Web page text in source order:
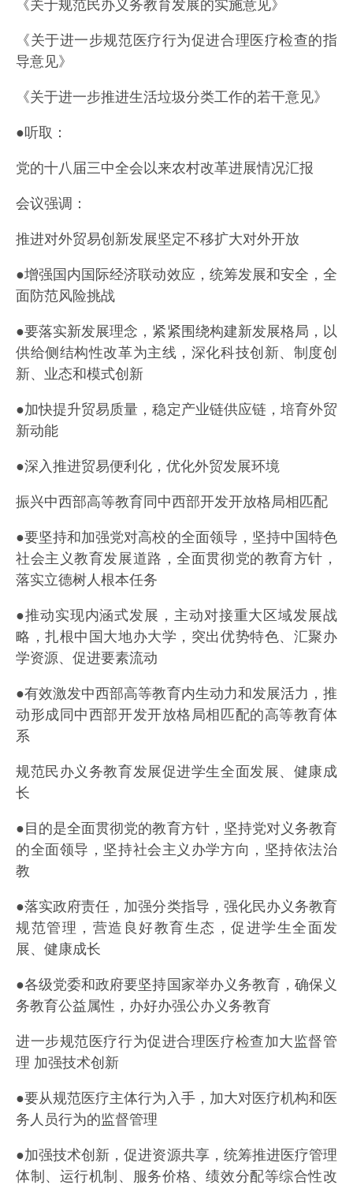
《关于规范民办义务教育发展的实施意见》
《关于进一步规范医疗行为促进合理医疗检查的指
导意见》
《关于进一步推进生活垃圾分类工作的若干意见》
●听取：
党的十八届三中全会以来农村改革进展情况汇报
会议强调：
推进对外贸易创新发展坚定不移扩大对外开放
●增强国内国际经济联动效应，统筹发展和安全，全
面防范风险挑战
●要落实新发展理念，紧紧围绕构建新发展格局，以
供给侧结构性改革为主线，深化科技创新、制度创
新、业态和模式创新
●加快提升贸易质量，稳定产业链供应链，培育外贸
新动能
●深入推进贸易便利化，优化外贸发展环境
振兴中西部高等教育同中西部开发开放格局相匹配
●要坚持和加强党对高校的全面领导，坚持中国特色
社会主义教育发展道路，全面贯彻党的教育方针，
落实立德树人根本任务
●推动实现内涵式发展，主动对接重大区域发展战
略，扎根中国大地办大学，突出优势特色、汇聚办
学资源、促进要素流动
●有效激发中西部高等教育内生动力和发展活力，推
动形成同中西部开发开放格局相匹配的高等教育体
系
规范民办义务教育发展促进学生全面发展、健康成
长
●目的是全面贯彻党的教育方针，坚持党对义务教育
的全面领导，坚持社会主义办学方向，坚持依法治
教
●落实政府责任，加强分类指导，强化民办义务教育
规范管理，营造良好教育生态，促进学生全面发
展、健康成长
●各级党委和政府要坚持国家举办义务教育，确保义
务教育公益属性，办好办强公办义务教育
进一步规范医疗行为促进合理医疗检查加大监督管
理 加强技术创新
●要从规范医疗主体行为入手，加大对医疗机构和医
务人员行为的监督管理
●加强技术创新，促进资源共享，统筹推进医疗管理
体制、运行机制、服务价格、绩效分配等综合性改